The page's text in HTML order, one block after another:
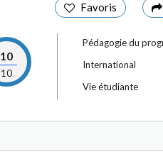
Favoris
10
10
Pédagogie du
International
Vie étudiante